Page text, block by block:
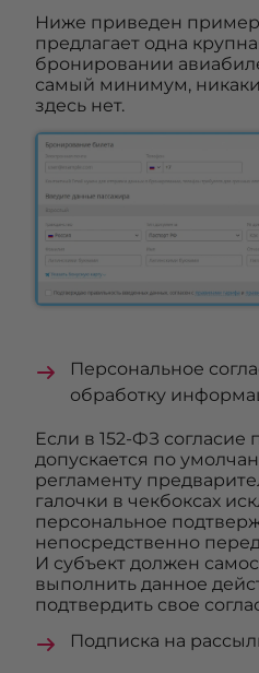
Ниже приведен
предлагает одна
бронировании
самый минимум,
здесь нет.
Персональное
обработку
Если в 152-ФЗ согласие
допускается по
регламенту
галочки в чекбоксах
персональное
непосредственно
И субъект должен
выполнить данное
подтвердить свое
Подписка на